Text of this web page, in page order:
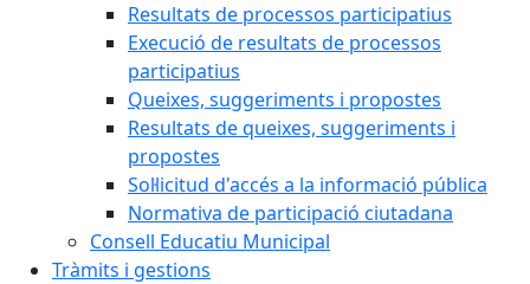
Resultats de processos participatius
Execució de resultats de processos
participatius
Queixes, suggeriments i propostes
Resultats de queixes, suggeriments i
propostes
Sol·licitud d'accés a la informació pública
Normativa de participació ciutadana
Consell Educatiu Municipal
Tràmits i gestions